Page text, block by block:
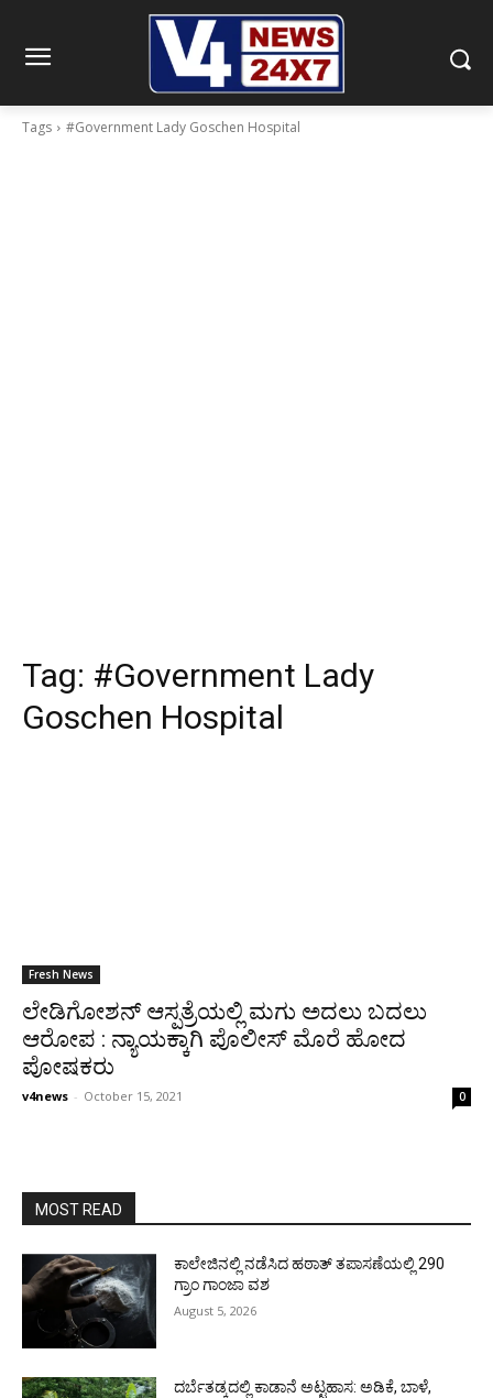
Tags #Government Lady Goschen Hospital
Tag: #Government Lady
Goschen Hospital
Fresh News
ಲೇಡಿಗೋಶನ್ ಆಸ್ಪತ್ರೆಯಲ್ಲಿ ಮಗು ಅದಲು ಬದಲು
ಆರೋಪ : ನ್ಯಾಯಕ್ಕಾಗಿ ಪೊಲೀಸ್ ಮೊರೆ ಹೋದ
ಪೋಷಕರು
v4news - October 15, 2021 0
MOST READ
ಕಾಲೇಜಿನಲ್ಲಿ ನಡೆಸಿದ ಹಠಾತ್ ತಪಾಸಣೆಯಲ್ಲಿ 290
ಗ್ರಾಂ ಗಾಂಜಾ ವಶ
August 5, 2026
ದರ್ಬೆತಡ್ಕದಲ್ಲಿ ಕಾಡಾನೆ ಅಟ್ಟಹಾಸ: ಅಡಿಕೆ, ಬಾಳೆ,